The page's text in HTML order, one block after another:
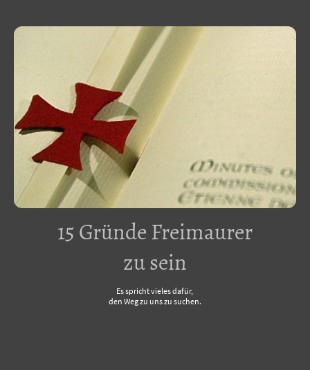
15 Gründe Freimaurer
zu sein
Es spricht vieles dafür,
den Weg zu uns zu suchen.